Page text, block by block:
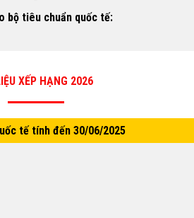
bộ tiêu chuẩn quốc tế:
XẾP HẠNG 2026
tế tính đến 30/06/2025